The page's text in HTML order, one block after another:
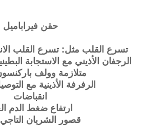
حقن فيراباميل
تسرع القلب مثل: تسرع القلب
الرجفان الأذيني مع الاستجابة
متلازمة وولف
الرفرفة الأذينية مع
انقباضات
ارتفاع ضغط الدم
قصور الشريان التاجي